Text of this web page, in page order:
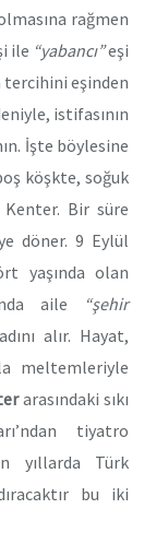
rağmen
ile “yabancı”eşi
tercihini eşinden
istifasının
İşte böylesine
köşkte, soğuk
Kenter. Bir süre
döner. 9 Eylül
yaşında olan
aile
“şehir
alır. Hayat,
meltemleriyle
arasındaki sıkı
tiyatro
yıllarda Türk
bu iki